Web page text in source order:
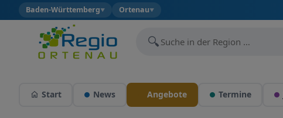
Baden-Württemberg▼ Ortenau▼
🔍
Start News Angebote Termine